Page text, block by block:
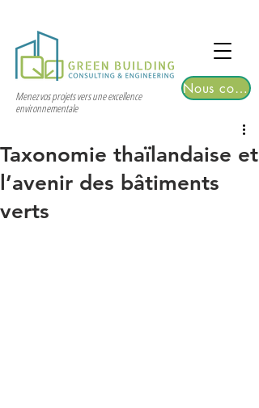
2026 | Registrations are now open!
Menez vos projets vers une excellence
environnementale
Nous contacter
Taxonomie thaïlandaise et
l’avenir des bâtiments
verts